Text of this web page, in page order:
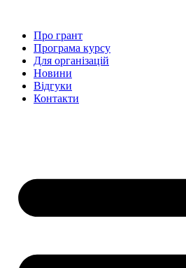
вмістуПро грант
Програма курсу
Для організацій
Новини
Відгуки
Контакти